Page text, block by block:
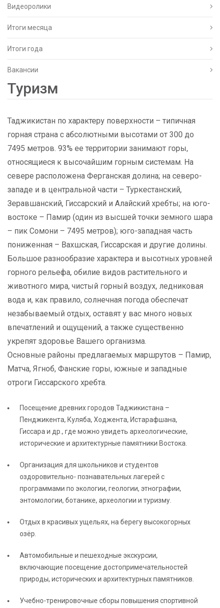
Видеоролики
Итоги месяца
Итоги года
Вакансии
Туризм
Таджикистан по характеру поверхности – типичная
горная страна с абсолютными высотами от 300 до
7495 метров. 93% ее территории занимают горы,
относящиеся к высочайшим горным системам. На
севере расположена Ферганская долина; на северо-
западе и в центральной части – Туркестанский,
Зеравшанский, Гиссарский и Алайский хребты; на юго-
востоке – Памир (один из высшей точки земного шара
– пик Сомони – 7495 метров); юго-западная часть
пониженная – Вахшская, Гиссарская и другие долины.
Большое разнообразие характера и высотных уровней
горного рельефа, обилие видов растительного и
животного мира, чистый горный воздух, ледниковая
вода и, как правило, солнечная погода обеспечат
незабываемый отдых, оставят у вас много новых
впечатлений и ощущений, а также существенно
укрепят здоровье Вашего организма.
Основные районы предлагаемых маршрутов – Памир,
Матча, Ягноб, Фанские горы, южные и западные
отроги Гиссарского хребта.
Посещение древних городов Таджикистана –
Пенджикента, Куляба, Ходжента, Истарафшана,
Гиссара и др., где можно увидеть археологические,
исторические и архитектурные памятники Востока.
Организация для школьников и студентов
оздоровительно- познавательных лагерей с
программами по экологии, геологии, этнографии,
энтомологии, ботанике, археологии и туризму.
Отдых в красивых ущельях, на берегу высокогорных
озёр.
Автомобильные и пешеходные экскурсии,
включающие посещение достопримечательностей
природы, исторических и архитектурных памятников.
Учебно-тренировочные сборы повышения спортивной